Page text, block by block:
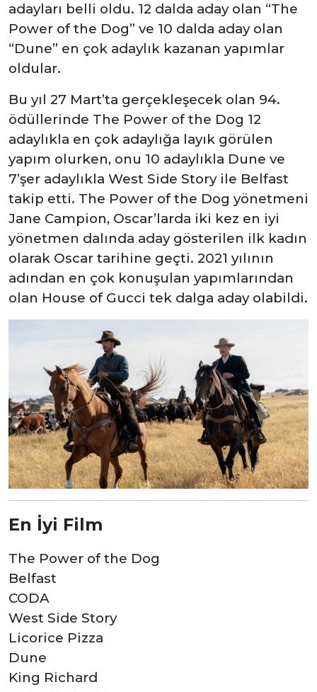
adayları belli oldu. 12 dalda aday olan “The
Power of the Dog” ve 10 dalda aday olan
“Dune” en çok adaylık kazanan yapımlar
oldular.
Bu yıl 27 Mart’ta gerçekleşecek olan 94.
ödüllerinde The Power of the Dog 12
adaylıkla en çok adaylığa layık görülen
yapım olurken, onu 10 adaylıkla Dune ve
7’şer adaylıkla West Side Story ile Belfast
takip etti. The Power of the Dog yönetmeni
Jane Campion, Oscar’larda iki kez en iyi
yönetmen dalında aday gösterilen ilk kadın
olarak Oscar tarihine geçti. 2021 yılının
adından en çok konuşulan yapımlarından
olan House of Gucci tek dalga aday olabildi.
En İyi Film
The Power of the Dog
Belfast
CODA
West Side Story
Licorice Pizza
Dune
King Richard